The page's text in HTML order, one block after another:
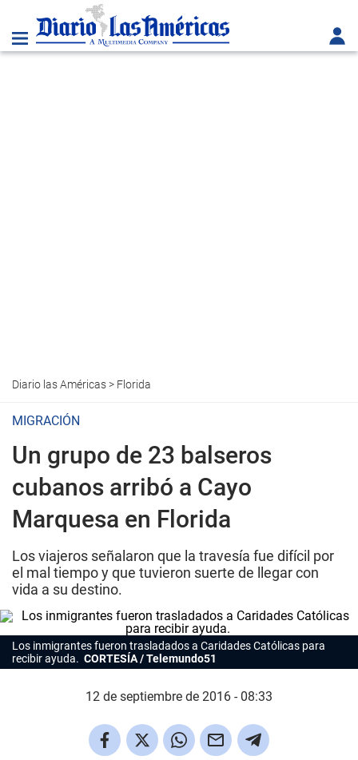
Diario las Américas> Florida
MIGRACIÓN
Un grupo de 23 balseros
cubanos arribó a Cayo
Marquesa en Florida
Los viajeros señalaron que la travesía fue difícil por
el mal tiempo y que tuvieron suerte de llegar con
vida a su destino.
Los inmigrantes fueron trasladados a Caridades Católicas para
recibir ayuda. CORTESÍA / Telemundo51
12 de septiembre de 2016 - 08:33